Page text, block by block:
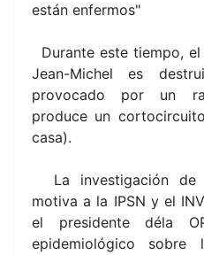
están enfermos"
Durante este tiempo,
Jean-Michel es
provocado por un
produce un
casa).
La investigación de
motiva a la IPSN y el
el presidente déla
epidemiológico sobre